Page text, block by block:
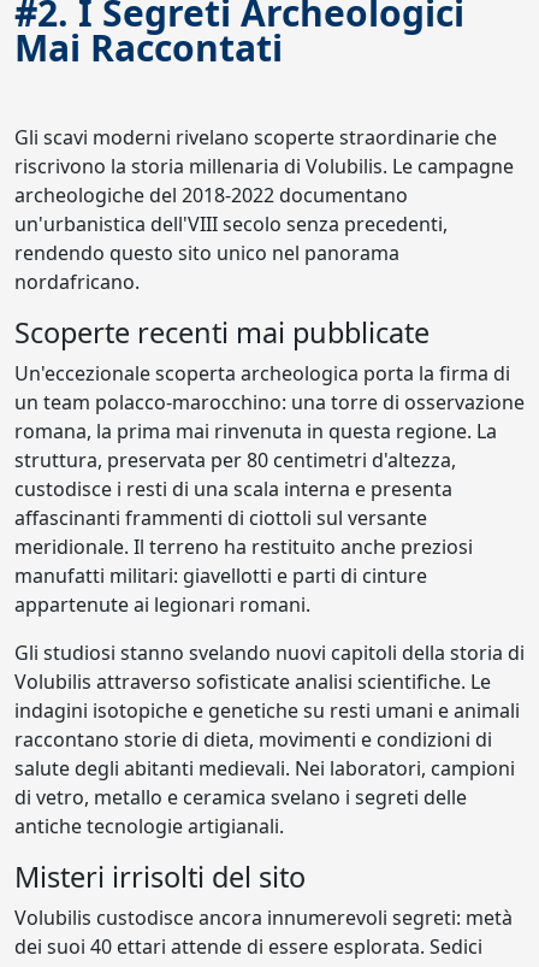
#2. I Segreti Archeologici
Mai Raccontati
Gli scavi moderni rivelano scoperte straordinarie che
riscrivono la storia millenaria di Volubilis. Le campagne
archeologiche del 2018-2022 documentano
un'urbanistica dell'VIII secolo senza precedenti,
rendendo questo sito unico nel panorama
nordafricano.
Scoperte recenti mai pubblicate
Un'eccezionale scoperta archeologica porta la firma di
un team polacco-marocchino: una torre di osservazione
romana, la prima mai rinvenuta in questa regione. La
struttura, preservata per 80 centimetri d'altezza,
custodisce i resti di una scala interna e presenta
affascinanti frammenti di ciottoli sul versante
meridionale. Il terreno ha restituito anche preziosi
manufatti militari: giavellotti e parti di cinture
appartenute ai legionari romani.
Gli studiosi stanno svelando nuovi capitoli della storia di
Volubilis attraverso sofisticate analisi scientifiche. Le
indagini isotopiche e genetiche su resti umani e animali
raccontano storie di dieta, movimenti e condizioni di
salute degli abitanti medievali. Nei laboratori, campioni
di vetro, metallo e ceramica svelano i segreti delle
antiche tecnologie artigianali.
Misteri irrisolti del sito
Volubilis custodisce ancora innumerevoli segreti: metà
dei suoi 40 ettari attende di essere esplorata. Sedici